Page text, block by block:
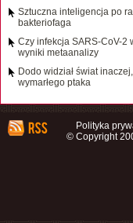
Sztuczna inteligencja po
bakteriofaga
Czy infekcja SARS-CoV-2
wyniki metaanalizy
Dodo widział świat
wymarłego ptaka
Polityka
© Copyright